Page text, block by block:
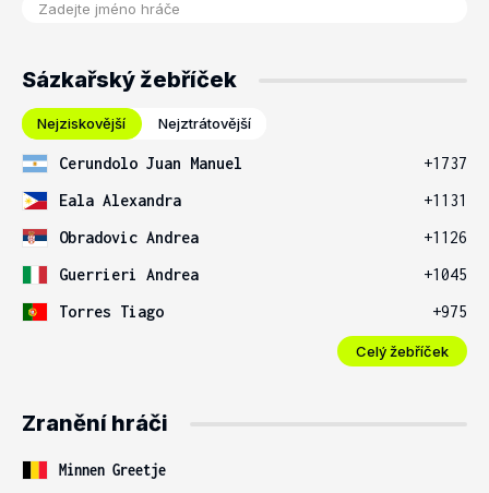
Sázkařský žebříček
Nejziskovější Nejztrátovější
Cerundolo Juan Manuel
+1737
Eala Alexandra
+1131
Obradovic Andrea
+1126
Guerrieri Andrea
+1045
Torres Tiago
+975
Celý žebříček
Zranění hráči
Minnen Greetje